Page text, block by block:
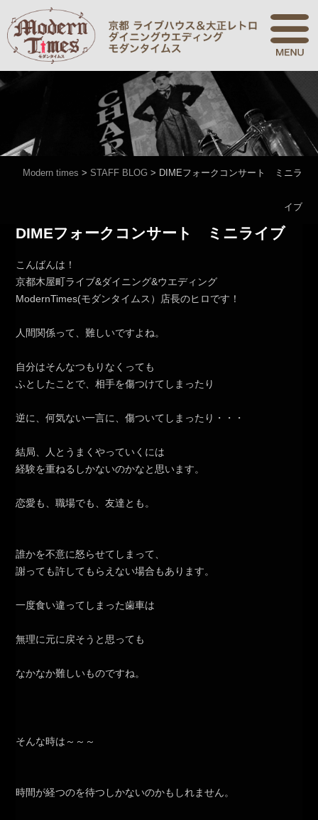
Modern times > STAFF BLOG > DIMEフォークコンサート ミニラ
イブ
DIMEフォークコンサート ミニライブ
こんばんは！
京都木屋町ライブ&ダイニング&ウエディング
ModernTimes(モダンタイムス）店長のヒロです！
人間関係って、難しいですよね。
自分はそんなつもりなくっても
ふとしたことで、相手を傷つけてしまったり
逆に、何気ない一言に、傷ついてしまったり・・・
結局、人とうまくやっていくには
経験を重ねるしかないのかなと思います。
恋愛も、職場でも、友達とも。
誰かを不意に怒らせてしまって、
謝っても許してもらえない場合もあります。
一度食い違ってしまった歯車は
無理に元に戻そうと思っても
なかなか難しいものですね。
そんな時は～～～
時間が経つのを待つしかないのかもしれません。